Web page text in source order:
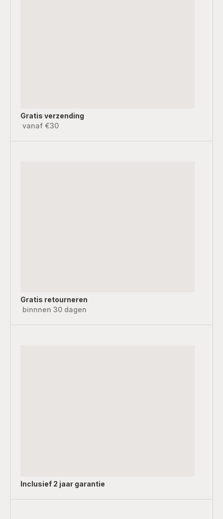
Gratis verzending
vanaf €30
Gratis retourneren
binnnen 30 dagen
Inclusief 2 jaar garantie